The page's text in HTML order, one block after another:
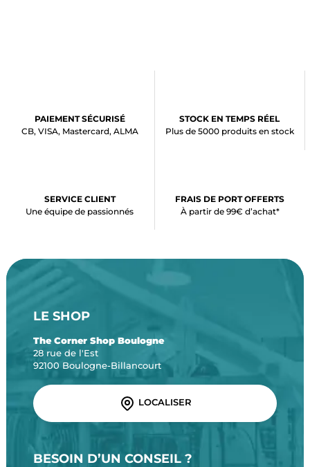
PAIEMENT SÉCURISÉ
CB, VISA, Mastercard, ALMA
STOCK EN TEMPS RÉEL
Plus de 5000 produits en stock
SERVICE CLIENT
Une équipe de passionnés
FRAIS DE PORT OFFERTS
À partir de 99€ d’achat*
LE SHOP
The Corner Shop Boulogne
28 rue de l'Est
92100 Boulogne-Billancourt
LOCALISER
BESOIN D’UN CONSEIL ?